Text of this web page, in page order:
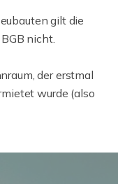
gilt die
nicht.
der erstmal
wurde (also